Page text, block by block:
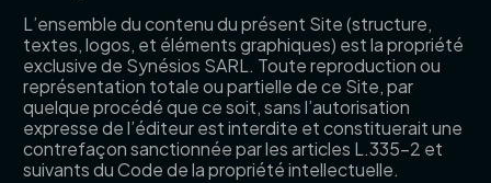
L’ensemble du contenu du présent Site (structure,
textes, logos, et éléments graphiques) est la propriété
exclusive de Synésios SARL. Toute reproduction ou
représentation totale ou partielle de ce Site, par
quelque procédé que ce soit, sans l’autorisation
expresse de l’éditeur est interdite et constituerait une
contrefaçon sanctionnée par les articles L.335-2 et
suivants du Code de la propriété intellectuelle.